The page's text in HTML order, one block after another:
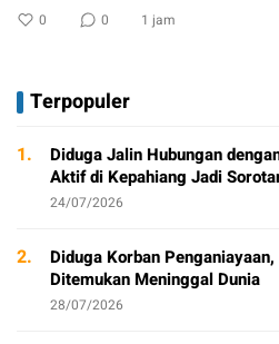
0 0 1 jam
Terpopuler
1.
Diduga Jalin Hubungan
Aktif di Kepahiang Jadi
24/07/2026
2.
Diduga Korban
Ditemukan Meninggal Dunia
28/07/2026